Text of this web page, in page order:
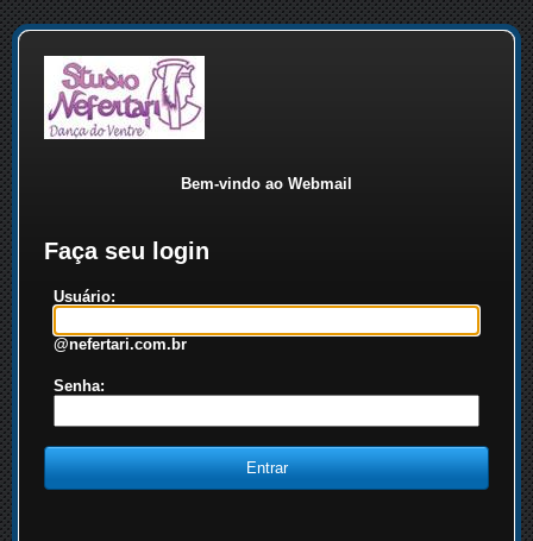
Bem-vindo ao Webmail
Faça seu login
Usuário:
@nefertari.com.br
Senha: